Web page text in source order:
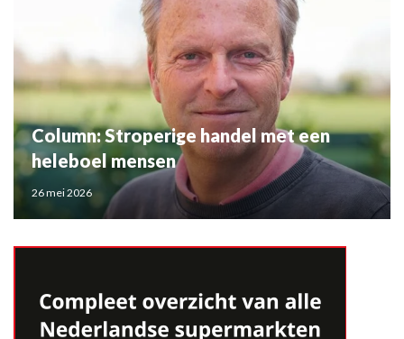
Column: Stroperige handel met een
heleboel mensen
26 mei 2026